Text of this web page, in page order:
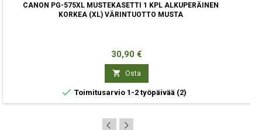
CANON PG-575XL MUSTEKASETTI 1 KPL ALKUPERÄINEN
KORKEA (XL) VÄRINTUOTTO MUSTA
Hinta
30,90 €
 Osta
 Toimitusarvio 1-2 työpäivää (2)